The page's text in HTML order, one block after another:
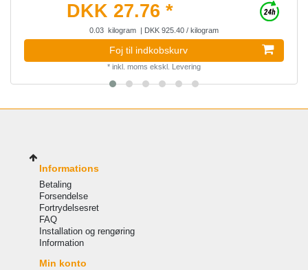
DKK 27.76 *
0.03 kilogram | DKK 925.40 / kilogram
Foj til indkobskurv
* inkl. moms ekskl. Levering
Informations
Betaling
Forsendelse
Fortrydelsesret
FAQ
Installation og rengøring
Information
Min konto